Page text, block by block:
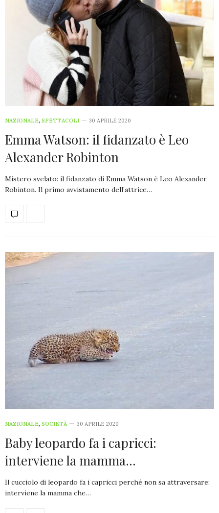
NAZIONALE, SPETTACOLI 30 APRILE 2020
Emma Watson: il fidanzato è Leo
Alexander Robinton
Mistero svelato: il fidanzato di Emma Watson è Leo Alexander
Robinton. Il primo avvistamento dell’attrice…
NAZIONALE, SOCIETÀ 30 APRILE 2020
Baby leopardo fa i capricci:
interviene la mamma…
Il cucciolo di leopardo fa i capricci perché non sa attraversare:
interviene la mamma che…